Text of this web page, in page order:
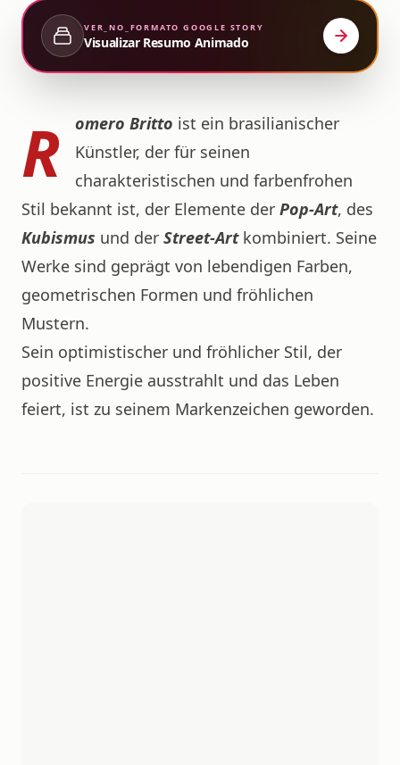
VER_NO_FORMATO GOOGLE STORY
Visualizar Resumo Animado
R omero Britto ist ein brasilianischer
Künstler, der für seinen
charakteristischen und farbenfrohen
Stil bekannt ist, der Elemente der Pop-Art, des
Kubismus und der Street-Artkombiniert. Seine
Werke sind geprägt von lebendigen Farben,
geometrischen Formen und fröhlichen
Mustern.
Sein optimistischer und fröhlicher Stil, der
positive Energie ausstrahlt und das Leben
feiert, ist zu seinem Markenzeichen geworden.